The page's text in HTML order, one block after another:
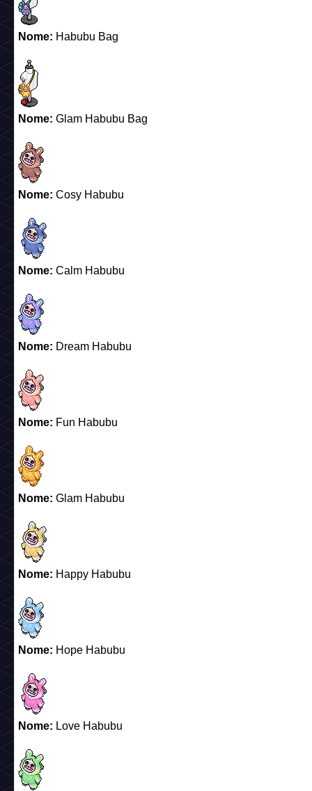
Nome: Habubu Bag
Nome: Glam Habubu Bag
Nome: Cosy Habubu
Nome: Calm Habubu
Nome: Dream Habubu
Nome: Fun Habubu
Nome: Glam Habubu
Nome: Happy Habubu
Nome: Hope Habubu
Nome: Love Habubu